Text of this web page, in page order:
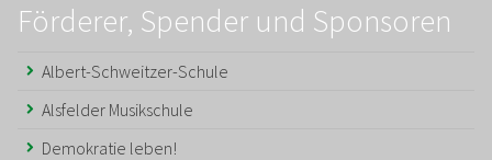
Förderer, Spender und Sponsoren
Albert-Schweitzer-Schule
Alsfelder Musikschule
Demokratie leben!